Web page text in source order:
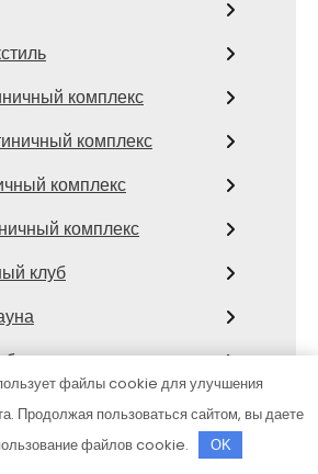
комплекс
комплекс
комплекс
комплекс
клуб
сауна
файлы cookie для улучшения
Продолжая пользоваться сайтом, вы даете
файлов cookie.
OK